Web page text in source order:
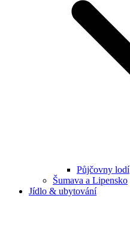
Půjčovny lodí
Šumava a Lipensko
Jídlo & ubytování